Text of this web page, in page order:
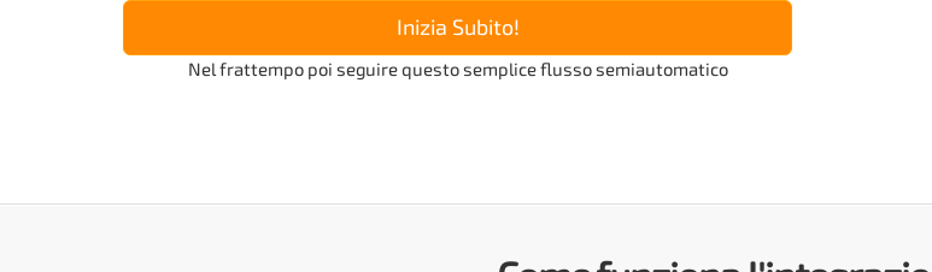
Inizia Subito!
Nel frattempo poi seguire questo semplice flusso semiautomatico